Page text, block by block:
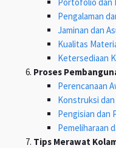
Pengalaman
Jaminan dan
Kualitas
Ketersediaan
Proses
Perencanaan
Konstruksi
Pengisian dan
Pemeliharaan
Tips Merawat